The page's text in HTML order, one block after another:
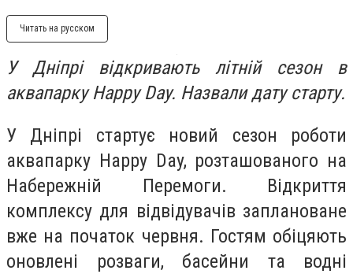
Читать на русском
У Дніпрі відкривають літній сезон в
аквапарку Happy Day. Назвали дату старту.
У Дніпрі стартує новий сезон роботи
аквапарку Happy Day, розташованого на
Набережній Перемоги. Відкриття
комплексу для відвідувачів заплановане
вже на початок червня. Гостям обіцяють
оновлені розваги, басейни та водні